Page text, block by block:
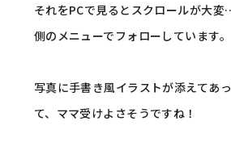
それをPCで見るとスクロールが大
側のメニューでフォローしています。
写真に手書き風イラストが添えてあ
て、ママ受けよさそうですね！